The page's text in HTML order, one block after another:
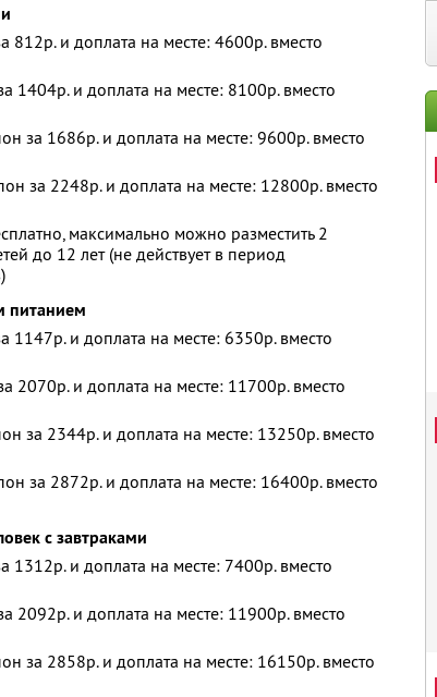
812р. и доплата на месте: 4600р. вместо
1404р. и доплата на месте: 8100р. вместо
за 1686р. и доплата на месте: 9600р. вместо
за 2248р. и доплата на месте: 12800р. вместо
максимально можно разместить 2
до 12 лет (не действует в период
питанием
1147р. и доплата на месте: 6350р. вместо
2070р. и доплата на месте: 11700р. вместо
за 2344р. и доплата на месте: 13250р. вместо
за 2872р. и доплата на месте: 16400р. вместо
с завтраками
1312р. и доплата на месте: 7400р. вместо
2092р. и доплата на месте: 11900р. вместо
за 2858р. и доплата на месте: 16150р. вместо